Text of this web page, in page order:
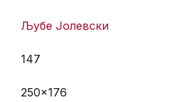
Љубе Јолевски
147
250×176